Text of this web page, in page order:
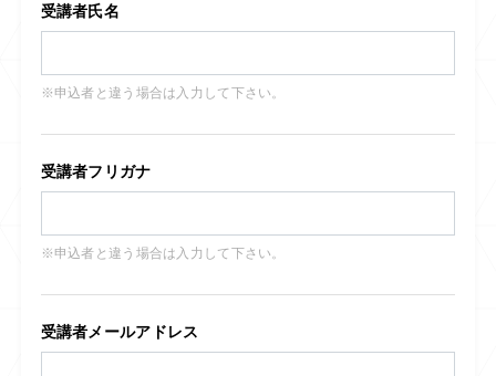
受講者氏名
※申込者と違う場合は入力して下さい。
受講者フリガナ
※申込者と違う場合は入力して下さい。
受講者メールアドレス